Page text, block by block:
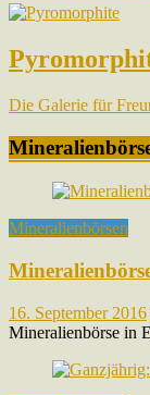
Die Galerie für
Mineralienbörsen
16. September 2016
Mineralienbörse in